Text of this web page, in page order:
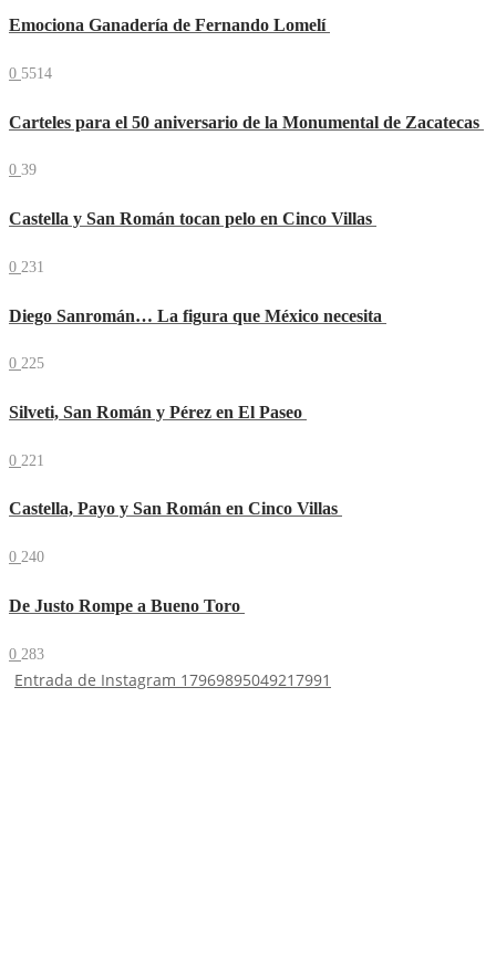
Emociona Ganadería de Fernando Lomelí
0 5514
Carteles para el 50 aniversario de la Monumental de Zacatecas
0 39
Castella y San Román tocan pelo en Cinco Villas
0 231
Diego Sanromán… La figura que México necesita
0 225
Silveti, San Román y Pérez en El Paseo
0 221
Castella, Payo y San Román en Cinco Villas
0 240
De Justo Rompe a Bueno Toro
0 283
Entrada de Instagram 17969895049217991